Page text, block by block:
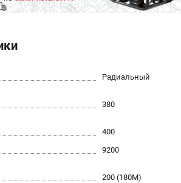
Радиальный
380
400
9200
200 (180М)